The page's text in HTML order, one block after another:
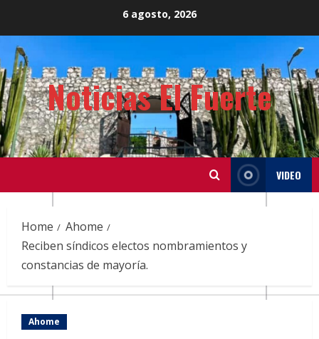
content
6 agosto, 2026
Noticias El Fuerte
VIDEO
Home
Ahome
Reciben síndicos electos nombramientos y
constancias de mayoría.
Ahome